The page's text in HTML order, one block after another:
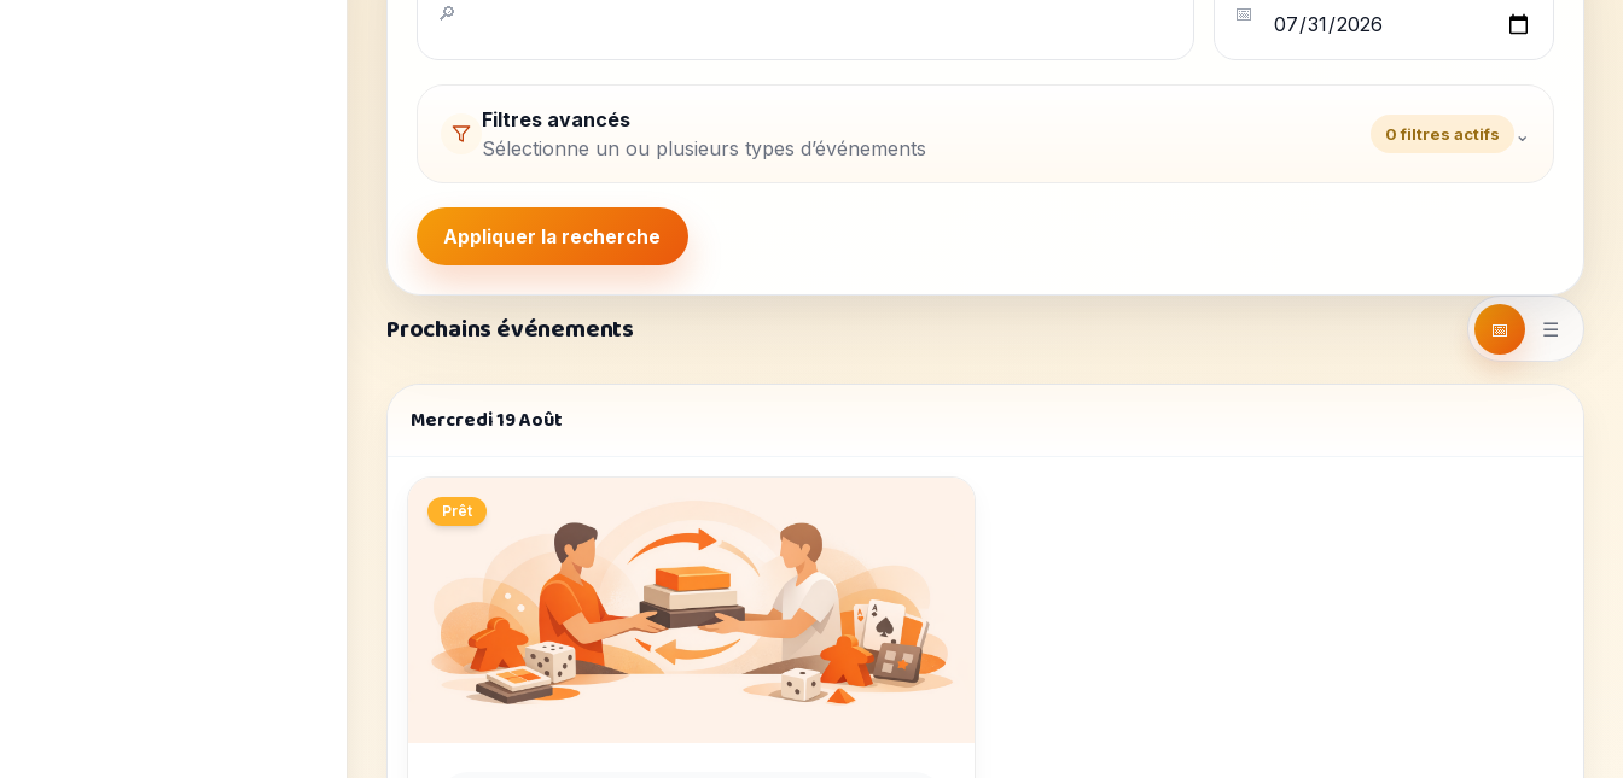
🔎 📅
Filtres avancés
Sélectionne un ou plusieurs types d’événements
0 filtres actifs ⌄
Appliquer la recherche
Prochains événements 📅 ☰
Mercredi 19 Août
Prêt